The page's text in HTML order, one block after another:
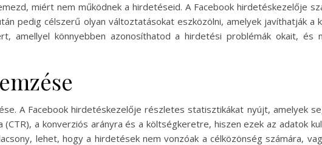
miért nem működnek a hirdetéseid. A Facebook hirdetéskezelője
pedig célszerű olyan változtatásokat eszközölni, amelyek javíthatják a
amellyel könnyebben azonosíthatod a hirdetési problémák okait, és
A Facebook hirdetéskezelője részletes statisztikákat nyújt, amelyek
a konverziós arányra és a költségkeretre, hiszen ezek az adatok
lehet, hogy a hirdetések nem vonzóak a célközönség számára,